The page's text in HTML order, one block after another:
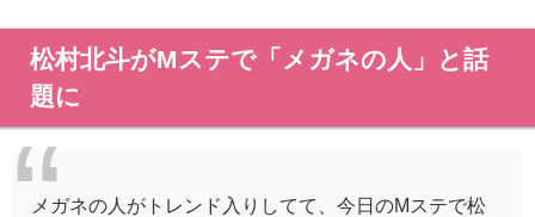
松村北斗がMステで「メガネの人」と話
題に
メガネの人がトレンド入りしてて、今日のMステで松